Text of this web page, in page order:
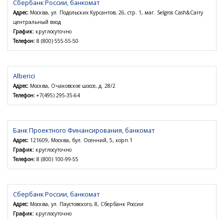
Сбербанк России, банкомат
Адрес: Москва, ул. Подольских Курсантов, 26, стр. 1, маг. Selgros Cash&Carry
центральный вход
График: круглосуточно
Телефон: 8 (800) 555-55-50
Alberici
Адрес: Москва, Очаковское шоссе, д. 28/2
Телефон: +7(495) 295-35-64
Банк Проектного Финансирования, банкомат
Адрес: 121609, Москва, бул. Осенний, 5, корп.1
График: круглосуточно
Телефон: 8 (800) 100-99-55
Сбербанк России, банкомат
Адрес: Москва, ул. Паустовского, 8, Сбербанк России
График: круглосуточно